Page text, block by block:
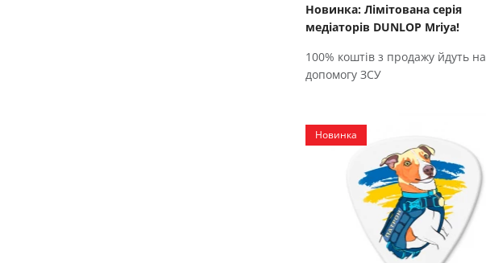
Новинка: Лімітована серія
медіаторів DUNLOP Mriya!
100% коштів з продажу йдуть на
допомогу ЗСУ
Новинка